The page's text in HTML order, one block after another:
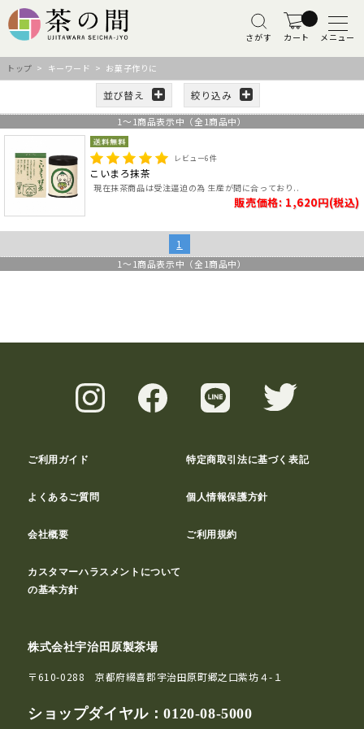
さがす カート メニュー
トップ > キーワード > お菓子作りに
並び替え 絞り込み
1 ～ 1商品表示中（全 1商品中）
レビュー6件
こいまろ抹茶
現在抹茶商品は受注逼迫の為 生産が間に合っており..
販売価格: 1,620円(税込)
1
1 ～ 1商品表示中（全 1商品中）
ご利用ガイド 特定商取引法に基づく表記
よくあるご質問 個人情報保護方針
会社概要 ご利用規約
カスタマーハラスメントについて
の基本方針
株式会社宇治田原製茶場
〒610-0288 京都府綴喜郡宇治田原町郷之口紫坊４-１
ショップダイヤル：0120-08-5000